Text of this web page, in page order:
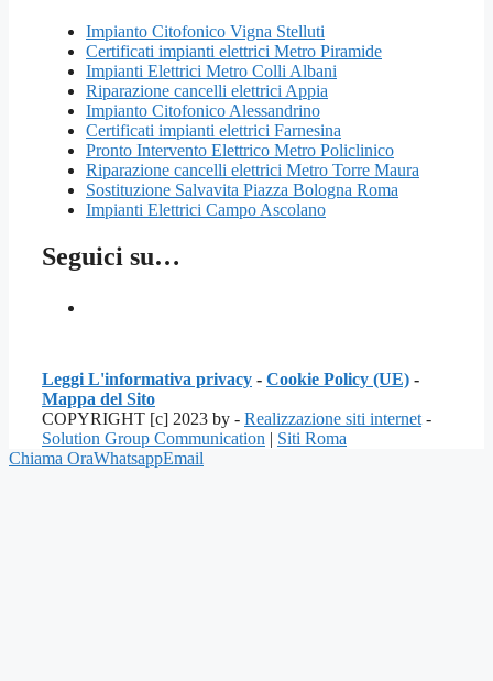
Impianto Citofonico Vigna Stelluti
Certificati impianti elettrici Metro Piramide
Impianti Elettrici Metro Colli Albani
Riparazione cancelli elettrici Appia
Impianto Citofonico Alessandrino
Certificati impianti elettrici Farnesina
Pronto Intervento Elettrico Metro Policlinico
Riparazione cancelli elettrici Metro Torre Maura
Sostituzione Salvavita Piazza Bologna Roma
Impianti Elettrici Campo Ascolano
Seguici su…
Leggi L'informativa privacy - Cookie Policy (UE) -
Mappa del Sito
COPYRIGHT [c] 2023 by - Realizzazione siti internet -
Solution Group Communication | Siti Roma
Chiama OraWhatsappEmail